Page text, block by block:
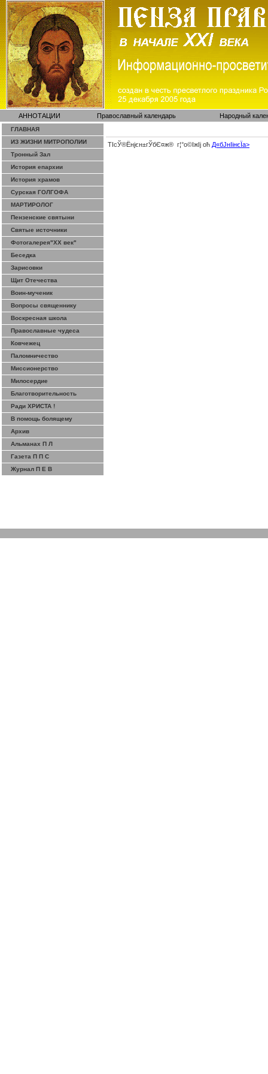
АННОТАЦИИ Православный календарь Народный
ГЛАВНАЯ
ИЗ ЖИЗНИ МИТРОПОЛИИ
Тронный Зал
История епархии
История храмов
Сурская ГОЛГОФА
МАРТИРОЛОГ
Пензенские святыни
Святые источники
Фотогалерея"ХХ век"
Беседка
Зарисовки
Щит Отечества
Воин-мученик
Вопросы священнику
Воскресная школа
Православные чудеса
Ковчежец
Паломничество
Миссионерство
Милосердие
Благотворительность
Ради ХРИСТА !
В помощь болящему
Архив
Альманах П Л
Газета П П С
Журнал П Е В
ТІсЎ®Ёнјєн±­гЎ­бЄ¤ж® г¦°о©ІжІј оћ Д«бЈ­нІінєЇa>